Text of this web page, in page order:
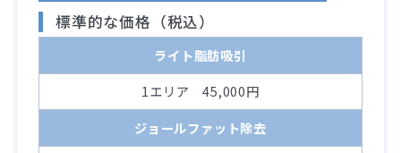
標準的な価格（税込）
ライト脂肪吸引
1エリア 45,000円
ジョールファット除去